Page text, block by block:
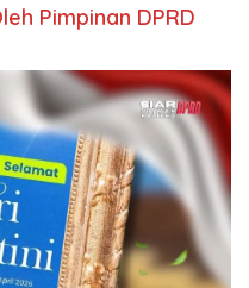
Pimpinan DPRD